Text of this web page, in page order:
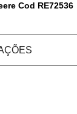
Cod RE72536